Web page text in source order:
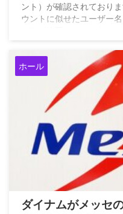
ント）が確認されており
ウントに似せたユーザー
December 23, 2024
ホール
ダイナムがメッセ